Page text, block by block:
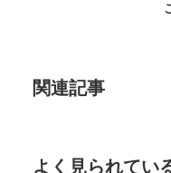
関連記事
よく見られてい